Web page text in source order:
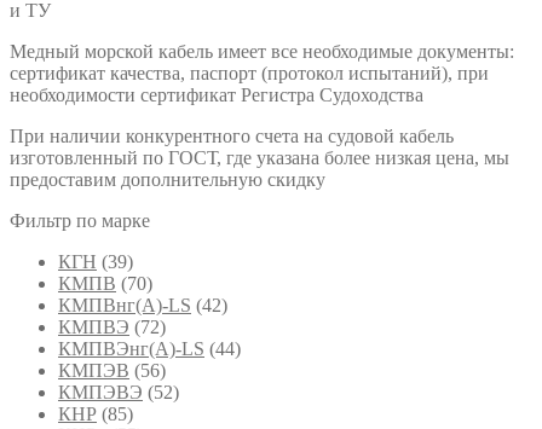
и ТУ
Медный морской кабель имеет все необходимые документы:
сертификат качества, паспорт (протокол испытаний), при
необходимости сертификат Регистра Судоходства
При наличии конкурентного счета на судовой кабель
изготовленный по ГОСТ, где указана более низкая цена, мы
предоставим дополнительную скидку
Фильтр по марке
КГН (39)
КМПВ (70)
КМПВнг(А)-LS (42)
КМПВЭ (72)
КМПВЭнг(А)-LS (44)
КМПЭВ (56)
КМПЭВЭ (52)
КНР (85)